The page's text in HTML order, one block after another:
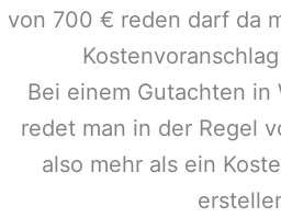
von 700 € reden darf da
Bei einem Gutachten in
redet man in der Regel
also mehr als ein